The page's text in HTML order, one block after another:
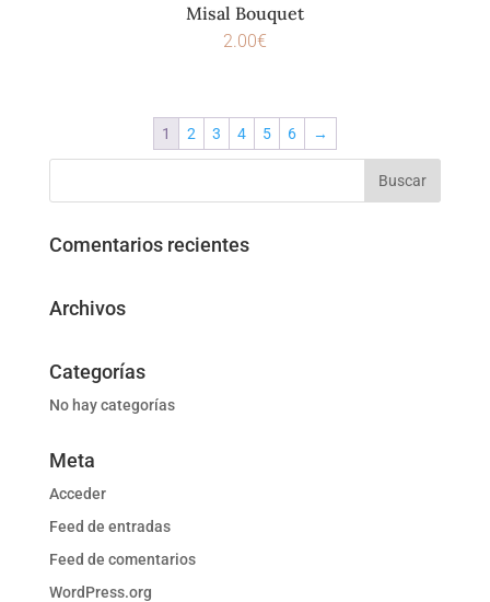
Misal Bouquet
2.00€
1 2 3 4 5 6 →
Comentarios recientes
Archivos
Categorías
No hay categorías
Meta
Acceder
Feed de entradas
Feed de comentarios
WordPress.org